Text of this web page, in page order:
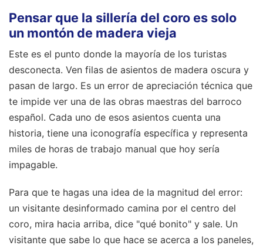
Pensar que la sillería del coro es solo
un montón de madera vieja
Este es el punto donde la mayoría de los turistas
desconecta. Ven filas de asientos de madera oscura y
pasan de largo. Es un error de apreciación técnica que
te impide ver una de las obras maestras del barroco
español. Cada uno de esos asientos cuenta una
historia, tiene una iconografía específica y representa
miles de horas de trabajo manual que hoy sería
impagable.
Para que te hagas una idea de la magnitud del error:
un visitante desinformado camina por el centro del
coro, mira hacia arriba, dice "qué bonito" y sale. Un
visitante que sabe lo que hace se acerca a los paneles,